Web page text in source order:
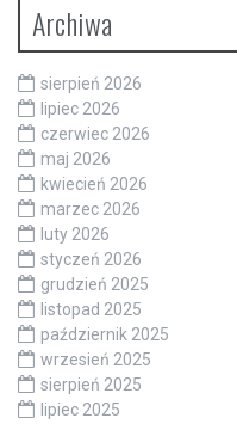
Archiwa
sierpień 2026
lipiec 2026
czerwiec 2026
maj 2026
kwiecień 2026
marzec 2026
luty 2026
styczeń 2026
grudzień 2025
listopad 2025
październik 2025
wrzesień 2025
sierpień 2025
lipiec 2025